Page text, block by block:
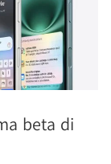
beta di